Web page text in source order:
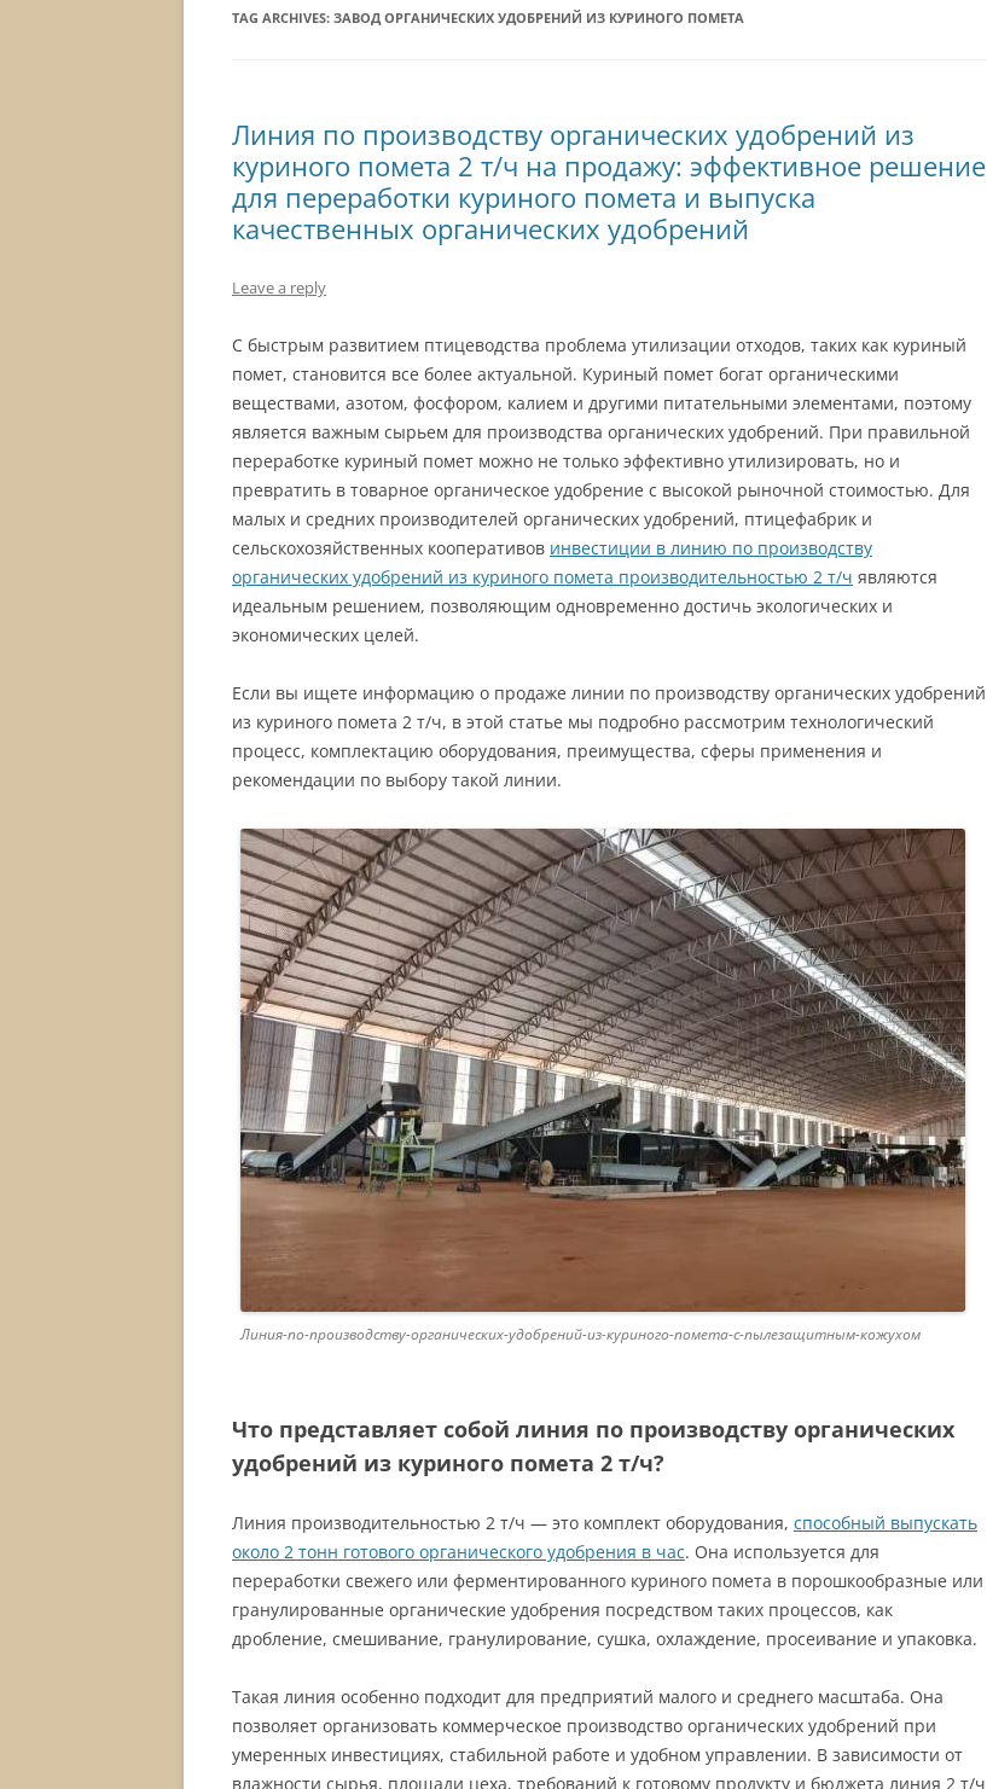
TAG ARCHIVES: ЗАВОД ОРГАНИЧЕСКИХ УДОБРЕНИЙ ИЗ КУРИНОГО ПОМЕТА
Линия по производству органических удобрений из
куриного помета 2 т/ч на продажу: эффективное решение
для переработки куриного помета и выпуска
качественных органических удобрений
Leave a reply
С быстрым развитием птицеводства проблема утилизации отходов, таких как куриный
помет, становится все более актуальной. Куриный помет богат органическими
веществами, азотом, фосфором, калием и другими питательными элементами, поэтому
является важным сырьем для производства органических удобрений. При правильной
переработке куриный помет можно не только эффективно утилизировать, но и
превратить в товарное органическое удобрение с высокой рыночной стоимостью. Для
малых и средних производителей органических удобрений, птицефабрик и
сельскохозяйственных кооперативов инвестиции в линию по производству
органических удобрений из куриного помета производительностью 2 т/ч являются
идеальным решением, позволяющим одновременно достичь экологических и
экономических целей.
Если вы ищете информацию о продаже линии по производству органических удобрений
из куриного помета 2 т/ч, в этой статье мы подробно рассмотрим технологический
процесс, комплектацию оборудования, преимущества, сферы применения и
рекомендации по выбору такой линии.
Линия-по-производству-органических-удобрений-из-куриного-помета-с-пылезащитным-кожухом
Что представляет собой линия по производству органических
удобрений из куриного помета 2 т/ч?
Линия производительностью 2 т/ч — это комплект оборудования, способный выпускать
около 2 тонн готового органического удобрения в час. Она используется для
переработки свежего или ферментированного куриного помета в порошкообразные или
гранулированные органические удобрения посредством таких процессов, как
дробление, смешивание, гранулирование, сушка, охлаждение, просеивание и упаковка.
Такая линия особенно подходит для предприятий малого и среднего масштаба. Она
позволяет организовать коммерческое производство органических удобрений при
умеренных инвестициях, стабильной работе и удобном управлении. В зависимости от
влажности сырья, площади цеха, требований к готовому продукту и бюджета линия 2 т/ч